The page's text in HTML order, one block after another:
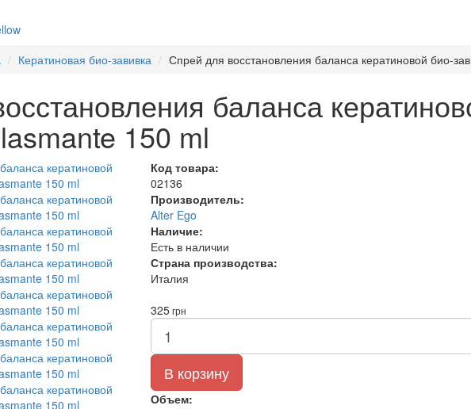
Кератиновая био-завивка Спрей для восстановления баланса кератиновой био-
баланса
150 ml
Код товара:
02136
Производитель:
Alter Ego
Наличие:
Есть в наличии
Страна производства:
Италия
325грн
В корзину
Объем: